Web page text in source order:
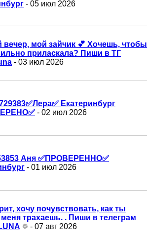
- 05 июл 2026
мой зайчик 💕 Хочешь, чтобы
приласкала? Пиши в ТГ
- 03 июл 2026
Екатеринбург
- 02 июл 2026
Аня ✅️ПРОВЕРЕННО✅️
- 01 июл 2026
хочу почувствовать, как ты
трахаешь. . Пиши в телеграм
- 07 авг 2026